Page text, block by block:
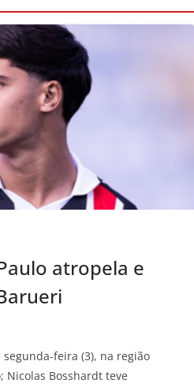
atropela e
feira (3), na região
Nicolas Bosshardt teve